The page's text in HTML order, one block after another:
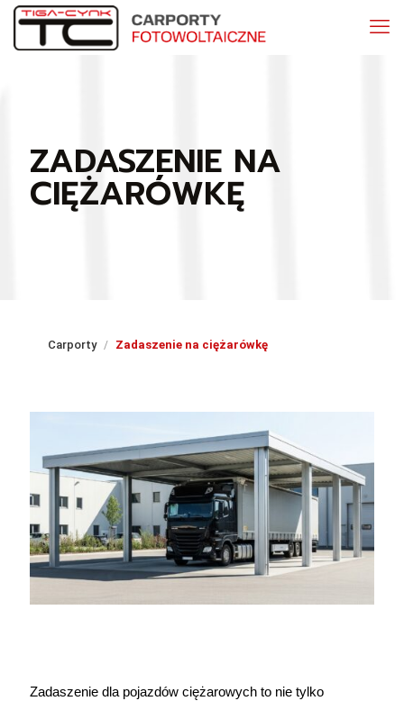
ZADASZENIE NA
CIĘŻARÓWKĘ
Carporty / Zadaszenie na ciężarówkę
Zadaszenie dla pojazdów ciężarowych to nie tylko